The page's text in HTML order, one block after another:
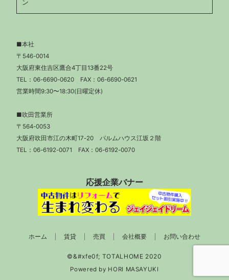
ン
■本社
〒546-0014
大阪府東住吉区鷹合4丁目13番22号
TEL： 06-6690-0620 FAX：06-6690-0621
営業時間9:30〜18:30(日曜定休)
■吹田営業所
〒564-0053
大阪府吹田市江の木町17-20 パルムハウス江坂２階
TEL： 06-6192-0071 FAX：06-6192-0070
応援企業バナー
ホーム 賃貸 売買 会社概要 お問い合わせ
Powered by